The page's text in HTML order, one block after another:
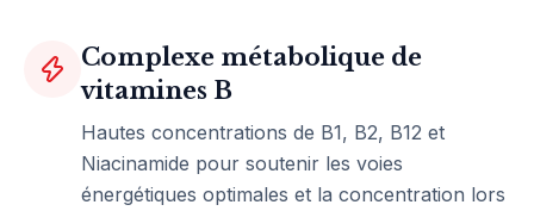
Complexe métabolique de
vitamines B
Hautes concentrations de B1, B2, B12 et
Niacinamide pour soutenir les voies
énergétiques optimales et la concentration lors